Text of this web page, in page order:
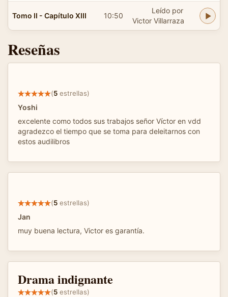
Tomo II - Capítulo XIII 10:50
Leído por
Victor Villarraza
Reseñas
(5 estrellas)
Yoshi
excelente como todos sus trabajos señor Víctor en vdd
agradezco el tiempo que se toma para deleitarnos con
estos audilibros
(5 estrellas)
Jan
muy buena lectura, Victor es garantía.
Drama indignante
(5 estrellas)